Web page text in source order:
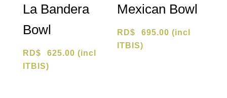
La Bandera
Bowl
RD$ 625.00 (incl
ITBIS)
Mexican Bowl
RD$ 695.00 (incl
ITBIS)